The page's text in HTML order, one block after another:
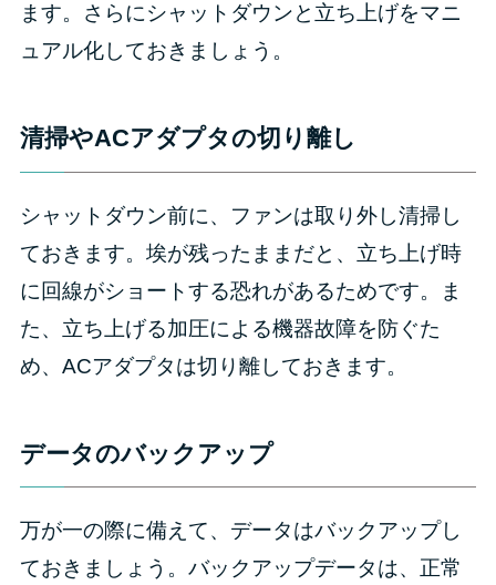
ます。さらにシャットダウンと立ち上げをマニ
ュアル化しておきましょう。
清掃やACアダプタの切り離し
シャットダウン前に、ファンは取り外し清掃し
ておきます。埃が残ったままだと、立ち上げ時
に回線がショートする恐れがあるためです。ま
た、立ち上げる加圧による機器故障を防ぐた
め、ACアダプタは切り離しておきます。
データのバックアップ
万が一の際に備えて、データはバックアップし
ておきましょう。バックアップデータは、正常